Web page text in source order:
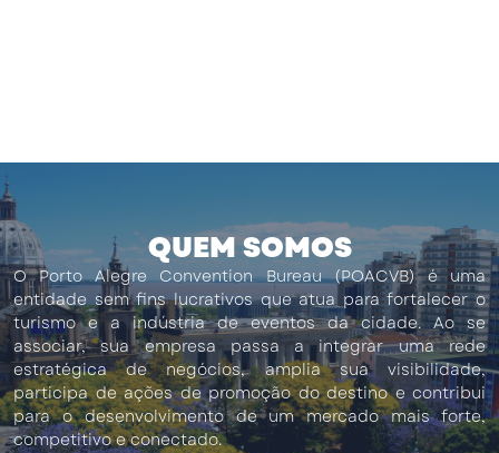
QUEM SOMOS
O Porto Alegre Convention Bureau (POACVB) é uma
entidade sem fins lucrativos que atua para fortalecer o
turismo e a indústria de eventos da cidade. Ao se
associar, sua empresa passa a integrar uma rede
estratégica de negócios, amplia sua visibilidade,
participa de ações de promoção do destino e contribui
para o desenvolvimento de um mercado mais forte,
competitivo e conectado.